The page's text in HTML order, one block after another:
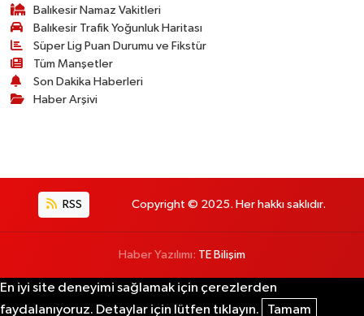
Balıkesir Namaz Vakitleri
Balıkesir Trafik Yoğunluk Haritası
Süper Lig Puan Durumu ve Fikstür
Tüm Manşetler
Son Dakika Haberleri
Haber Arşivi
RSS Copyright © 2025. Her hakkı saklıdır.
Haber Yazılımı: TE Bilişim
En iyi site deneyimi sağlamak için çerezlerden
faydalanıyoruz. Detaylar için lütfen tıklayın.
Tamam